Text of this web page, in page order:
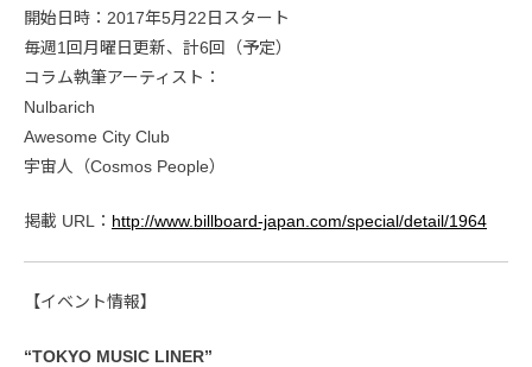
開始日時：2017年5月22日スタート
毎週1回月曜日更新、計6回（予定）
コラム執筆アーティスト：
Nulbarich
Awesome City Club
宇宙人（Cosmos People）
掲載 URL： http://www.billboard-japan.com/special/detail/1964
【イベント情報】
“TOKYO MUSIC LINER”